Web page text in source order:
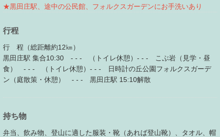
★黒田庄駅、途中の公民館、フォルクスガーデンにお手洗いあり
行程
行 程（総距離約12㎞）
黒田庄駅 集合10:30 - - - （トイレ休憩）- - - こぶ岩（見学・昼
食） - - - （トイレ休憩）- - - 日時計の丘公園フォルクスガーデ
ン（庭散策・休憩） - - - 黒田庄駅 15:10解散
持ち物
弁当、飲み物、登山に適した服装・靴（あれば登山靴）、タオル、帽